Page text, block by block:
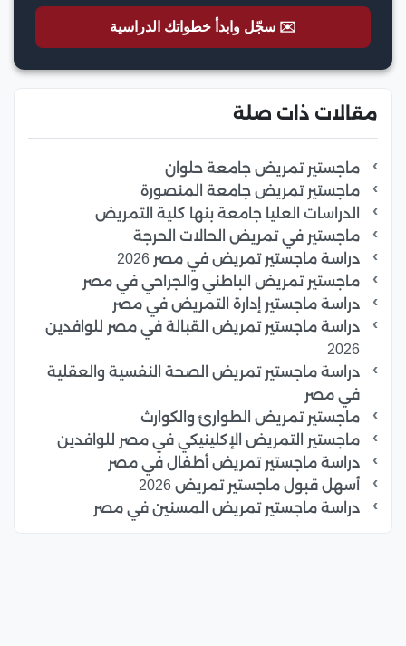
✉️ سجّل وابدأ خطواتك الدراسية
مقالات ذات صلة
ماجستير تمريض جامعة حلوان
ماجستير تمريض جامعة المنصورة
الدراسات العليا جامعة بنها كلية التمريض
ماجستير في تمريض الحالات الحرجة
دراسة ماجستير تمريض في مصر 2026
ماجستير تمريض الباطني والجراحي في مصر
دراسة ماجستير إدارة التمريض في مصر
دراسة ماجستير تمريض القبالة في مصر للوافدين
2026
دراسة ماجستير تمريض الصحة النفسية والعقلية
في مصر
ماجستير تمريض الطوارئ والكوارث
ماجستير التمريض الإكلينيكي في مصر للوافدين
دراسة ماجستير تمريض أطفال في مصر
أسهل قبول ماجستير تمريض 2026
دراسة ماجستير تمريض المسنين في مصر